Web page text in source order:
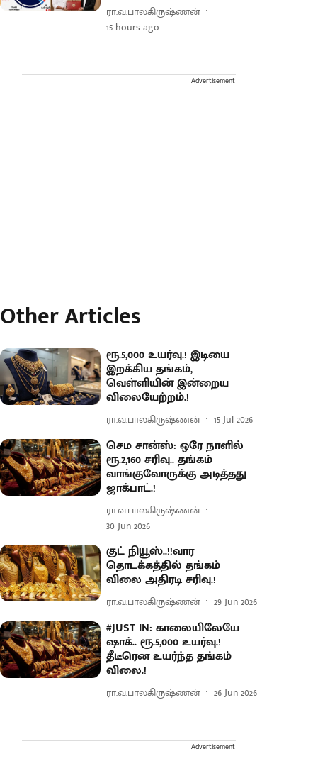
ரா.வ.பாலகிருஷ்ணன்
15 hours ago
Advertisement
Other Articles
ரூ.5,000 உயர்வு.! இடியை
இறக்கிய தங்கம்,
வெள்ளியின் இன்றைய
விலையேற்றம்.!
ரா.வ.பாலகிருஷ்ணன் 15 Jul 2026
செம சான்ஸ்: ஒரே நாளில்
ரூ.2,160 சரிவு.. தங்கம்
வாங்குவோருக்கு அடித்தது
ஜாக்பாட்.!
ரா.வ.பாலகிருஷ்ணன்
30 Jun 2026
குட் நியூஸ்..!!வார
தொடக்கத்தில் தங்கம்
விலை அதிரடி சரிவு.!
ரா.வ.பாலகிருஷ்ணன் 29 Jun 2026
#JUST IN: காலையிலேயே
ஷாக்.. ரூ.5,000 உயர்வு.!
தீடீரென உயர்ந்த தங்கம்
விலை.!
ரா.வ.பாலகிருஷ்ணன் 26 Jun 2026
Advertisement